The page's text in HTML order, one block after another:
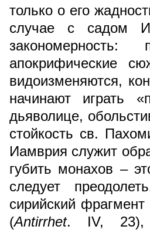
только о его
случае с садом
апокрифические
видоизменяются,
начинают играть
дьяволице,
стойкость св.
Иамврия служит
губить монахов –
следует
сирийский
(Antirrhet. IV, 23),